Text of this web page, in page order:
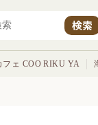
検索
フェ COO RIKU YA